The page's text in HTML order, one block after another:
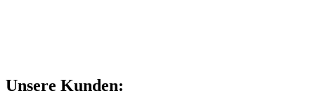
Unsere Kunden: